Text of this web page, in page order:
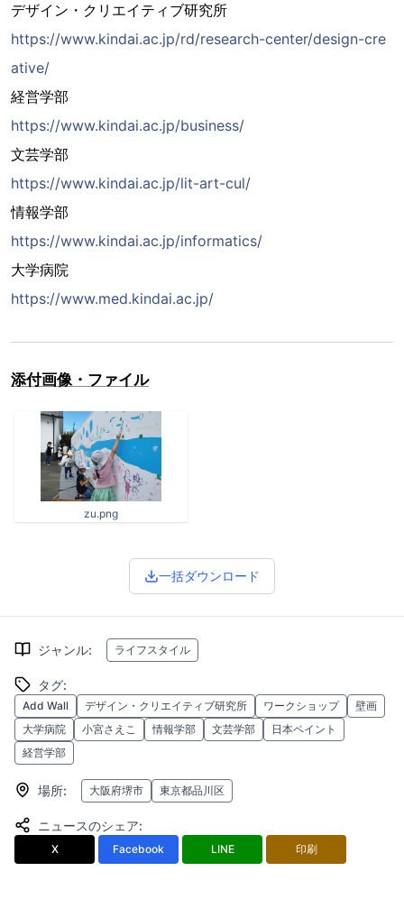
デザイン・クリエイティブ研究所
https://www.kindai.ac.jp/rd/research-center/design-cre
ative/
経営学部
https://www.kindai.ac.jp/business/
文芸学部
https://www.kindai.ac.jp/lit-art-cul/
情報学部
https://www.kindai.ac.jp/informatics/
大学病院
https://www.med.kindai.ac.jp/
添付画像・ファイル
zu.png
一括ダウンロード
ジャンル: ライフスタイル
タグ:
Add Wall デザイン・クリエイティブ研究所 ワークショップ
壁画
大学病院
小宮さえこ 情報学部 文芸学部
日本ペイント
経営学部
場所: 大阪府堺市 東京都品川区
ニュースのシェア:
X Facebook LINE 印刷